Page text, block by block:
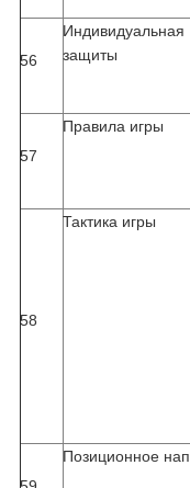
56
защиты
57
Правила игры
58
Тактика игры
Позиционное